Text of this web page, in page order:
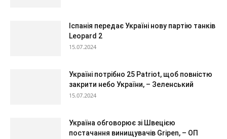
Іспанія передає Україні нову партію танків
Leopard 2
15.07.2024
Україні потрібно 25 Patriot, щоб повністю
закрити небо України, – Зеленський
15.07.2024
Україна обговорює зі Швецією
постачання винищувачів Gripen, – ОП